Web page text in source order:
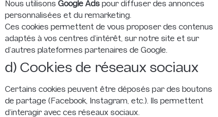
Nous utilisons Google Ads pour diffuser des annonces
personnalisées et du remarketing.
Ces cookies permettent de vous proposer des contenus
adaptés à vos centres d’intérêt, sur notre site et sur
d’autres plateformes partenaires de Google.
d) Cookies de réseaux sociaux
Certains cookies peuvent être déposés par des boutons
de partage (Facebook, Instagram, etc.). Ils permettent
d’interagir avec ces réseaux sociaux.